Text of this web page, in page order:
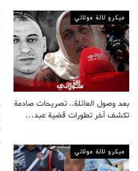
ميكرو لالة مولاتي
بعد وصول العائلة.. تصريحات صادمة
تكشف آخر تطورات قضية عبد…
ميكرو لالة مولاتي